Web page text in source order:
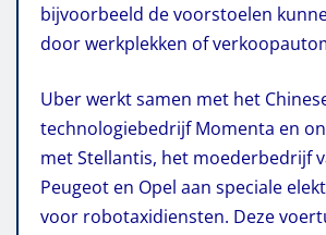
bijvoorbeeld de voorstoelen
door werkplekken of
Uber werkt samen met het
technologiebedrijf Momenta en
met Stellantis, het moederbedrijf
Peugeot en Opel aan speciale
voor robotaxidiensten. Deze